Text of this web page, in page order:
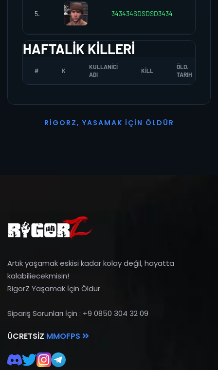
5. 343434SDSDSD3434
HAFTALIK KILLERI
# K
KULLANICI
ADI
KILL
ÖLD.
TARIH
R I G O R Z, YASAMAK İ ÇI N Ö L D Ü R
Artık yaşamak eskisi kadar kolay değil, hayatta
kalabiliecekmisin!
RigorZ Yaşamak İçin Öldür
Sipariş Sorunları İçin : +9 0850 304 32 09
ÜCRETSIZ MMOFPS